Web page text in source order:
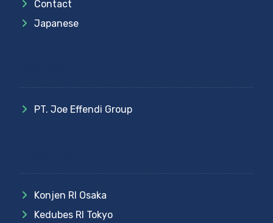
Contact
Japanese
PT. Joe Effendi Group
Konjen RI Osaka
Kedubes RI Tokyo